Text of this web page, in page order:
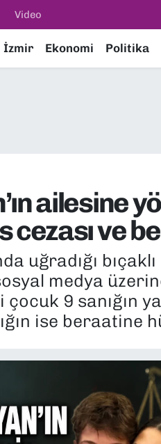
Video
İzmir Ekonomi Politika
ailesine
cezası ve
uğradığı
medya
çocuk 9 sanığın
ise beraatine